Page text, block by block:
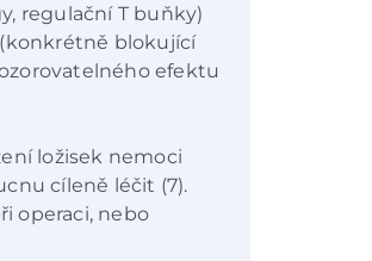
regulační T buňky)
blokující
efektu
ložisek nemoci
cíleně léčit (7).
operaci, nebo